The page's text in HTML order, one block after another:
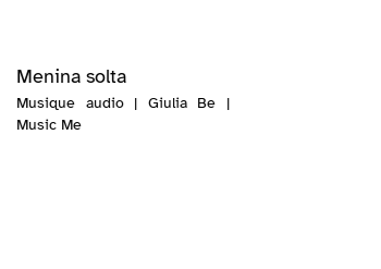
Menina solta
Musique audio | Giulia Be |
Music Me